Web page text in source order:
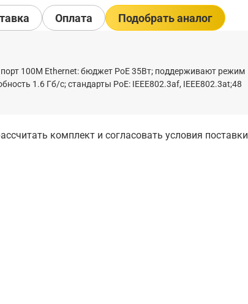
порт 100М Ethernet: бюджет PoE 35Вт; поддерживают режим
1.6 Гб/с; стандарты PoE: IEEE802.3af, IEEE802.3at;48
комплект и согласовать условия поставки
Оплата Подобрать аналог